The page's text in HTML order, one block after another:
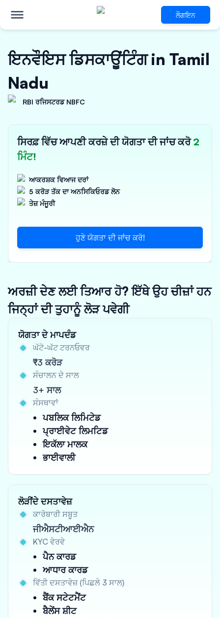
ਲੌਗਇਨ
ਇਨਵੌਇਸ ਡਿਸਕਾਊਂਟਿੰਗ in Tamil
Nadu
RBI ਰਜਿਸਟਰਡ NBFC
ਸਿਰਫ਼ ਵਿੱਚ ਆਪਣੀ ਕਰਜ਼ੇ ਦੀ ਯੋਗਤਾ ਦੀ ਜਾਂਚ ਕਰੋ2
ਮਿੰਟ!
ਆਕਰਸ਼ਕ ਵਿਆਜ ਦਰਾਂ
5 ਕਰੋੜ ਤੱਕ ਦਾ ਅਨਸਿਕਿਓਰਡ ਲੋਨ
ਤੇਜ਼ ਮੰਜੂਰੀ
ਹੁਣੇ ਯੋਗਤਾ ਦੀ ਜਾਂਚ ਕਰੋ!
ਅਰਜ਼ੀ ਦੇਣ ਲਈ ਤਿਆਰ ਹੋ? ਇੱਥੇ ਉਹ ਚੀਜ਼ਾਂ ਹਨ
ਜਿਨ੍ਹਾਂ ਦੀ ਤੁਹਾਨੂੰ ਲੋੜ ਪਵੇਗੀ
ਯੋਗਤਾ ਦੇ ਮਾਪਦੰਡ
ਘੱਟੋ-ਘੱਟ ਟਰਨਓਵਰ
₹3 ਕਰੋੜ
ਸੰਚਾਲਨ ਦੇ ਸਾਲ
3+ ਸਾਲ
ਸੰਸਥਾਵਾਂ
ਪਬਲਿਕ ਲਿਮਿਟੇਡ
ਪ੍ਰਾਈਵੇਟ ਲਿਮਟਿਡ
ਇਕੱਲਾ ਮਾਲਕ
ਭਾਈਵਾਲੀ
ਲੋੜੀਂਦੇ ਦਸਤਾਵੇਜ਼
ਕਾਰੋਬਾਰੀ ਸਬੂਤ
ਜੀਐਸਟੀਆਈਐਨ
KYC ਵੇਰਵੇ
ਪੈਨ ਕਾਰਡ
ਆਧਾਰ ਕਾਰਡ
ਵਿੱਤੀ ਦਸਤਾਵੇਜ਼ (ਪਿਛਲੇ 3 ਸਾਲ)
ਬੈਂਕ ਸਟੇਟਮੈਂਟ
ਬੈਲੇਂਸ ਸ਼ੀਟ